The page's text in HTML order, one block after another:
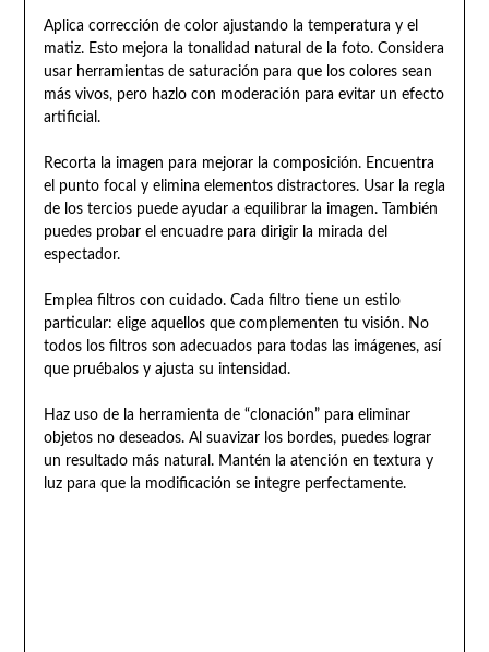
Aplica corrección de color ajustando la temperatura y el
matiz. Esto mejora la tonalidad natural de la foto. Considera
usar herramientas de saturación para que los colores sean
más vivos, pero hazlo con moderación para evitar un efecto
artificial.
Recorta la imagen para mejorar la composición. Encuentra
el punto focal y elimina elementos distractores. Usar la regla
de los tercios puede ayudar a equilibrar la imagen. También
puedes probar el encuadre para dirigir la mirada del
espectador.
Emplea filtros con cuidado. Cada filtro tiene un estilo
particular: elige aquellos que complementen tu visión. No
todos los filtros son adecuados para todas las imágenes, así
que pruébalos y ajusta su intensidad.
Haz uso de la herramienta de “clonación” para eliminar
objetos no deseados. Al suavizar los bordes, puedes lograr
un resultado más natural. Mantén la atención en textura y
luz para que la modificación se integre perfectamente.